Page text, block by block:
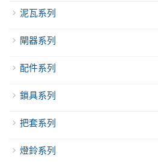
泥瓦系列
閘器系列
配件系列
鎖具系列
把套系列
燈鈴系列